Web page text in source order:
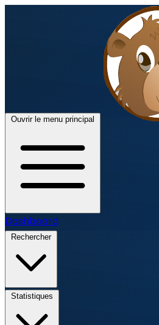
Ouvrir le menu principal
Dashboard
Rechercher
Statistiques